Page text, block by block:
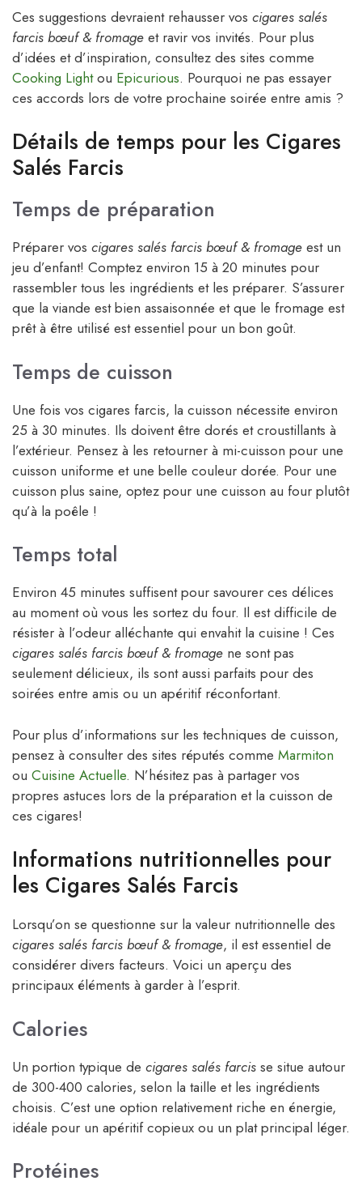
Ces suggestions devraient rehausser vos cigares salés
farcis bœuf & fromage et ravir vos invités. Pour plus
d’idées et d’inspiration, consultez des sites comme
Cooking Lightou Epicurious. Pourquoi ne pas essayer
ces accords lors de votre prochaine soirée entre amis ?
Détails de temps pour les Cigares
Salés Farcis
Temps de préparation
Préparer vos cigares salés farcis bœuf & fromage est un
jeu d’enfant! Comptez environ 15 à 20 minutes pour
rassembler tous les ingrédients et les préparer. S’assurer
que la viande est bien assaisonnée et que le fromage est
prêt à être utilisé est essentiel pour un bon goût.
Temps de cuisson
Une fois vos cigares farcis, la cuisson nécessite environ
25 à 30 minutes. Ils doivent être dorés et croustillants à
l’extérieur. Pensez à les retourner à mi-cuisson pour une
cuisson uniforme et une belle couleur dorée. Pour une
cuisson plus saine, optez pour une cuisson au four plutôt
qu’à la poêle !
Temps total
Environ 45 minutes suffisent pour savourer ces délices
au moment où vous les sortez du four. Il est difficile de
résister à l’odeur alléchante qui envahit la cuisine ! Ces
cigares salés farcis bœuf & fromage ne sont pas
seulement délicieux, ils sont aussi parfaits pour des
soirées entre amis ou un apéritif réconfortant.
Pour plus d’informations sur les techniques de cuisson,
pensez à consulter des sites réputés comme Marmiton
ou Cuisine Actuelle. N’hésitez pas à partager vos
propres astuces lors de la préparation et la cuisson de
ces cigares!
Informations nutritionnelles pour
les Cigares Salés Farcis
Lorsqu’on se questionne sur la valeur nutritionnelle des
cigares salés farcis bœuf & fromage, il est essentiel de
considérer divers facteurs. Voici un aperçu des
principaux éléments à garder à l’esprit.
Calories
Un portion typique de cigares salés farcis se situe autour
de 300-400 calories, selon la taille et les ingrédients
choisis. C’est une option relativement riche en énergie,
idéale pour un apéritif copieux ou un plat principal léger.
Protéines